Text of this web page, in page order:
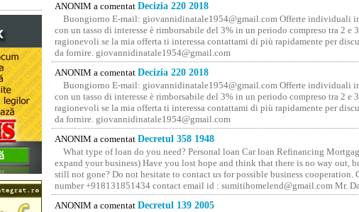
ANONIM a comentat Decizia 220 2018
Buongiorno E-mail: giovannidinatale1954@­gmail.­com Offerte individuali
con un tasso di interesse è rimborsabile del 3% in un periodo compreso tra 2 e
ragionevoli se la mia offerta ti interessa contattami di più rapidamente per
da fornire. giovannidinatale1954@­gmail.­com
ANONIM a comentat Decizia 220 2018
Buongiorno E-mail: giovannidinatale1954@­gmail.­com Offerte individuali
con un tasso di interesse è rimborsabile del 3% in un periodo compreso tra 2 e
ragionevoli se la mia offerta ti interessa contattami di più rapidamente per
da fornire. giovannidinatale1954@­gmail.­com
ANONIM a comentat Decretul 358 1948
What type of loan do you need? Personal loan Car loan Refinancing
expand your business) Have you lost hope and think that there is no way out,
still not gone? Do not hesitate to contact us for possible business cooperation.
number +918131851434 contact email id : sumitihomelend@gmail.com Mr.
ANONIM a comentat Decretul 139 2005